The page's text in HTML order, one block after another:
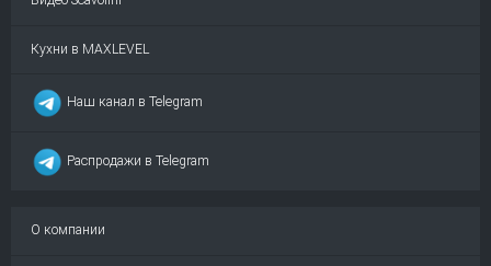
Кухни в MAXLEVEL
Наш канал в Telegram
Распродажи в Telegram
О компании